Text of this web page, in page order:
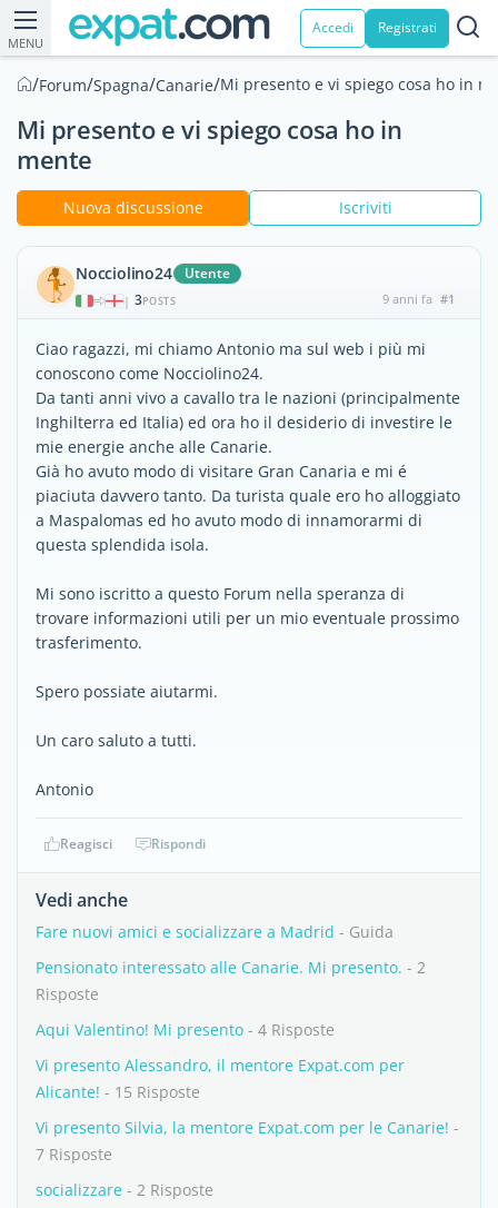
MENU
Accedi Registrati
/Forum/Spagna/Canarie/Mi presento e vi spiego cosa ho in
Mi presento e vi spiego cosa ho in
mente
Nuova discussione Iscriviti
Nocciolino24 Utente
| 3POSTS 9 anni fa #1
Ciao ragazzi, mi chiamo Antonio ma sul web i più mi
conoscono come Nocciolino24.
Da tanti anni vivo a cavallo tra le nazioni (principalmente
Inghilterra ed Italia) ed ora ho il desiderio di investire le
mie energie anche alle Canarie.
Già ho avuto modo di visitare Gran Canaria e mi é
piaciuta davvero tanto. Da turista quale ero ho alloggiato
a Maspalomas ed ho avuto modo di innamorarmi di
questa splendida isola.
Mi sono iscritto a questo Forum nella speranza di
trovare informazioni utili per un mio eventuale prossimo
trasferimento.
Spero possiate aiutarmi.
Un caro saluto a tutti.
Antonio
Reagisci Rispondi
Vedi anche
Fare nuovi amici e socializzare a Madrid - Guida
Pensionato interessato alle Canarie. Mi presento. - 2
Risposte
Aqui Valentino! Mi presento - 4 Risposte
Vi presento Alessandro, il mentore Expat.com per
Alicante! - 15 Risposte
Vi presento Silvia, la mentore Expat.com per le Canarie! -
7 Risposte
socializzare - 2 Risposte